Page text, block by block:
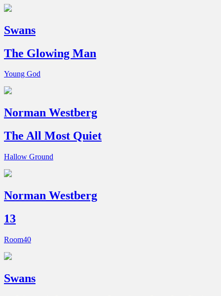
Swans
The Glowing Man
Young God
Norman Westberg
The All Most Quiet
Hallow Ground
Norman Westberg
13
Room40
Swans